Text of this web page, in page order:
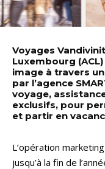
Voyages
Luxembourg
image à travers
par l’agence
voyage,
exclusifs, pour
et partir en
L’opération
jusqu’à la fin de